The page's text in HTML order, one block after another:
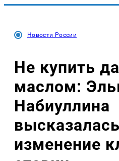
Новости России
Не купить
маслом:
Набиуллина
изменение